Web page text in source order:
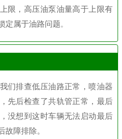
限，高压油泵油量高于上限有
定属于油路问题 。
们排查低压油路正常，喷油器
先后检查了共轨管正常，最后
没想到这时车辆无法启动最后
故障排除。